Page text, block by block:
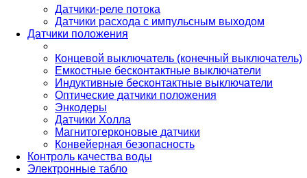
Датчики-реле потока
Датчики расхода с импульсным выходом
Датчики положения
Концевой выключатель (конечный выключатель)
Емкостные бесконтактные выключатели
Индуктивные бесконтактные выключатели
Оптические датчики положения
Энкодеры
Датчики Холла
Магнитогерконовые датчики
Конвейерная безопасность
Контроль качества воды
Электронные табло